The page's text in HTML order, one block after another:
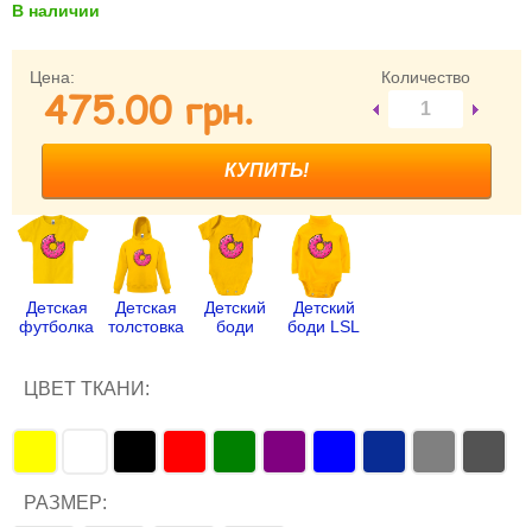
Забыли пароль?
Забыли имя пользователя (логин)?
Регистрация
В наличии
Цена:
475.00 грн.
Количество
Детская
футболка
Детская
толстовка
Детский
боди
Детский
боди LSL
ЦВЕТ ТКАНИ:
РАЗМЕР: